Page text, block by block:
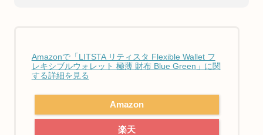
Amazonで「LITSTA リティスタ Flexible Wallet フ
レキシブルウォレット 極薄 財布 Blue Green」に関
する詳細を見る
Amazon
楽天